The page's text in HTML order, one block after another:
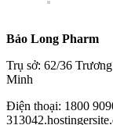
Bảo Long Pharm
Trụ sở: 62/36
Minh
Điện thoại: 1800